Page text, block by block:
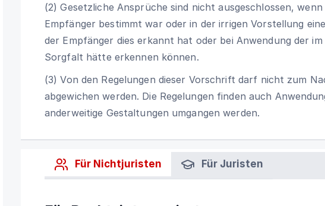
(2) Gesetzliche Ansprüche sind nicht ausgeschlossen,
Empfänger bestimmt war oder in der irrigen Vorstellung
der Empfänger dies erkannt hat oder bei Anwendung der im
Sorgfalt hätte erkennen können.
(3) Von den Regelungen dieser Vorschrift darf nicht zum
abgewichen werden. Die Regelungen finden auch
anderweitige Gestaltungen umgangen werden.
Für Nichtjuristen Für Juristen